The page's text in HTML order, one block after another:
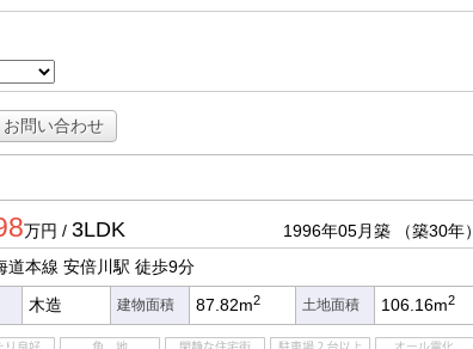
お問い合わせ
万円 / 3LDK 1996年05月築
（築30年）
道本線 安倍川駅 徒歩9分
木造 建物面積 87.82m2 土地面積 106.16m2